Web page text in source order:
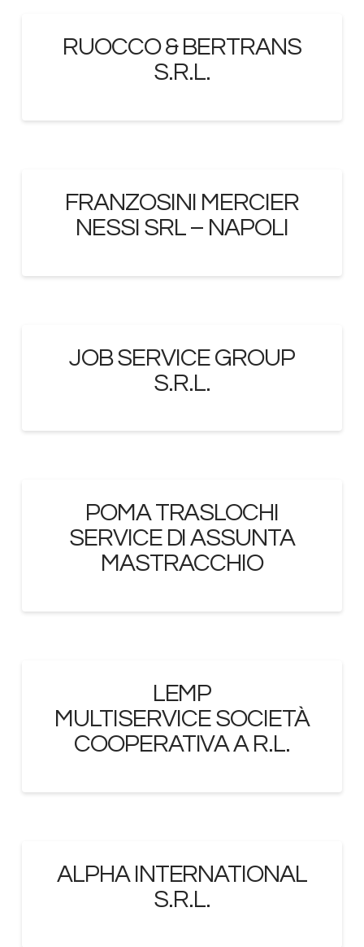
RUOCCO & BERTRANS
S.R.L.
FRANZOSINI MERCIER
NESSI SRL – NAPOLI
JOB SERVICE GROUP
S.R.L.
POMA TRASLOCHI
SERVICE DI ASSUNTA
MASTRACCHIO
LEMP
MULTISERVICE SOCIETÀ
COOPERATIVA A R.L.
ALPHA INTERNATIONAL
S.R.L.